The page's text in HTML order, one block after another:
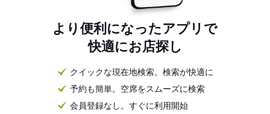
より便利になったアプリで
快適にお店探し
クイックな現在地検索。検索が快適に
予約も簡単。空席をスムーズに検索
会員登録なし。すぐに利用開始